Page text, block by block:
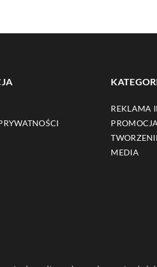
REKLAMA
MEDIA